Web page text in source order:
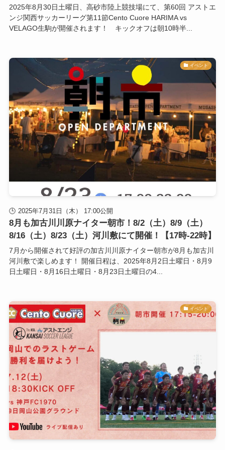
2025年8月30日土曜日、高砂市陸上競技場にて、第60回 アストエ
ンジ関西サッカーリーグ第11節Cento Cuore HARIMA vs
VELAGO生駒が開催されます！ キックオフは朝10時半...
イベント
2025年7月31日（木） 17:00公開
8月も加古川川原ナイター朝市！8/2（土）8/9（土）
8/16（土）8/23（土）河川敷にて開催！【17時-22時】
7月から開催されて好評の加古川川原ナイター朝市が8月も加古川
河川敷で楽しめます！ 開催日程は、2025年8月2日土曜日・8月9
日土曜日・8月16日土曜日・8月23日土曜日の4...
イベント